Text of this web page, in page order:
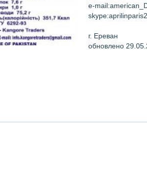
e-
г. Ереван
обновлено